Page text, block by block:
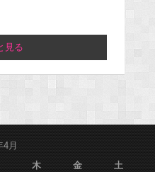
見る
4月
木 金 土